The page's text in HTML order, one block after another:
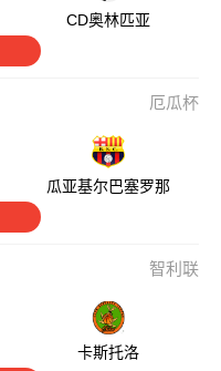
CD奥林匹亚
厄瓜杯
瓜亚基尔巴塞罗那
智利联
卡斯托洛